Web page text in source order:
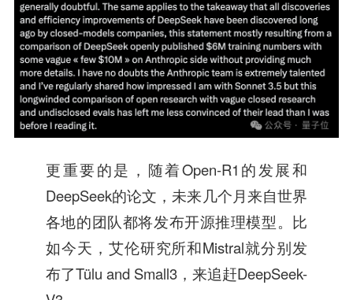
更重要的是，随着Open-R1的发展和
DeepSeek的论文，未来几个月来自世界
各地的团队都将发布开源推理模型。比
如今天，艾伦研究所和Mistral就分别发
布了Tülu and Small3，来追赶DeepSeek-